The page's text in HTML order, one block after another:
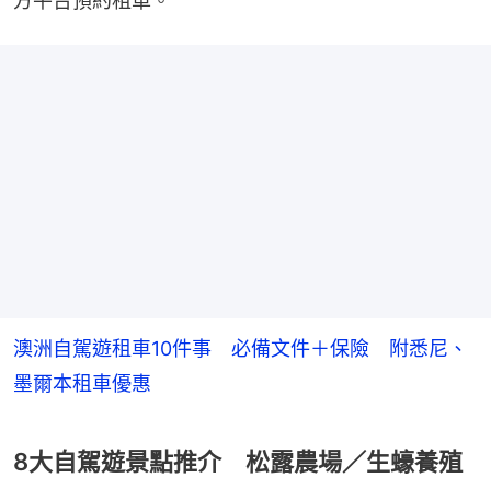
澳洲自駕遊租車10件事 必備文件＋保險 附悉尼、
墨爾本租車優惠
8大自駕遊景點推介 松露農場／生蠔養殖